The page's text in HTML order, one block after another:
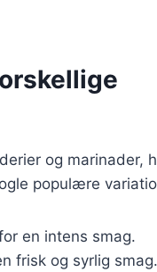
og marinader,
populære
en intens smag.
frisk og syrlig smag.